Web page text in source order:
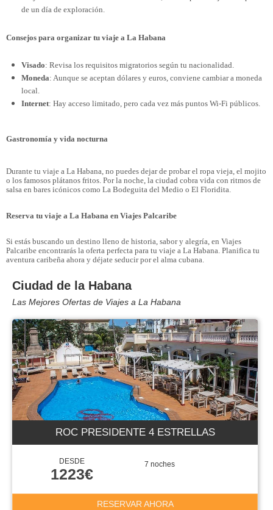
de un día de exploración.
Consejos para organizar tu viaje a La Habana
Visado: Revisa los requisitos migratorios según tu nacionalidad.
Moneda: Aunque se aceptan dólares y euros, conviene cambiar a moneda
local.
Internet: Hay acceso limitado, pero cada vez más puntos Wi-Fi públicos.
Gastronomía y vida nocturna
Durante tu viaje a La Habana, no puedes dejar de probar el ropa vieja, el mojito
o los famosos plátanos fritos. Por la noche, la ciudad cobra vida con ritmos de
salsa en bares icónicos como La Bodeguita del Medio o El Floridita.
Reserva tu viaje a La Habana en Viajes Palcaribe
Si estás buscando un destino lleno de historia, sabor y alegría, en Viajes
Palcaribe encontrarás la oferta perfecta para tu viaje a La Habana. Planifica tu
aventura caribeña ahora y déjate seducir por el alma cubana.
Ciudad de la Habana
Las Mejores Ofertas de Viajes a La Habana
ROC PRESIDENTE 4 ESTRELLAS
DESDE
1223€
7 noches
RESERVAR AHORA